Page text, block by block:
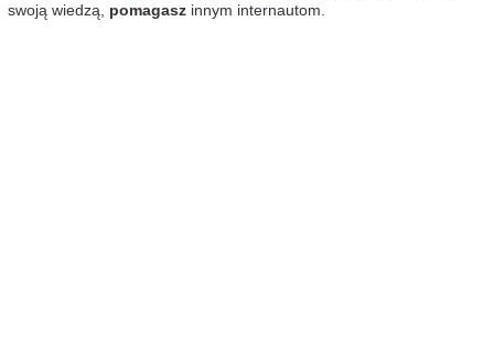
swoją wiedzą, pomagasz innym internautom.